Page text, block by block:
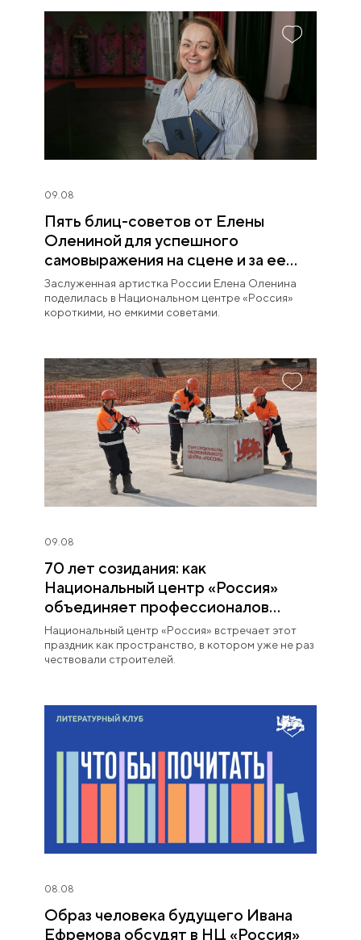
09.08
Пять блиц-советов от Елены
Олениной для успешного
самовыражения на сцене и за ее
пределами
Заслуженная артистка России Елена Оленина
поделилась в Национальном центре «Россия»
короткими, но емкими советами.
09.08
70 лет созидания: как
Национальный центр «Россия»
объединяет профессионалов
строительной отрасли
Национальный центр «Россия» встречает этот
праздник как пространство, в котором уже не раз
чествовали строителей.
08.08
Образ человека будущего Ивана
Ефремова обсудят в НЦ «Россия»